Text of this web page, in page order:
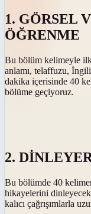
1. GÖRSEL
ÖĞRENME
Bu bölüm kelimeyle ilk
anlamı, telaffuzu,
dakika içerisinde 40
bölüme geçiyoruz.
2.
Bu bölümde 40
hikayelerini
kalıcı çağrışımlarla